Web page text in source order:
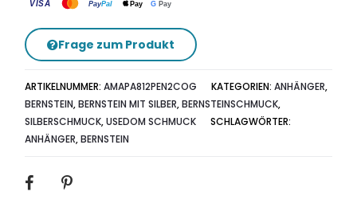
VISA PayPal Pay G Pay
Frage zum Produkt
ARTIKELNUMMER:AMAPA812PEN2COG KATEGORIEN:ANHÄNGER,
BERNSTEIN,BERNSTEIN MIT SILBER,BERNSTEINSCHMUCK,
SILBERSCHMUCK,USEDOM SCHMUCK
SCHLAGWÖRTER:
ANHÄNGER,BERNSTEIN
SHARE